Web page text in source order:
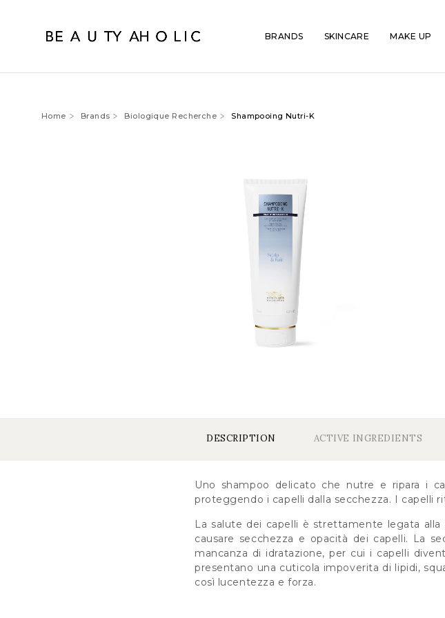
BRANDS SKINCARE MAKE UP
Home Brands Biologique Recherche Shampooing Nutri-K
DESCRIPTION ACTIVE INGREDIENTS
Uno shampoo delicato che nutre e ripara i
proteggendo i capelli dalla secchezza. I capelli
La salute dei capelli è strettamente legata
causare secchezza e opacità dei capelli. La
mancanza di idratazione, per cui i capelli
presentano una cuticola impoverita di lipidi,
così lucentezza e forza.